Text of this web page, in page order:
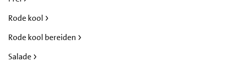
Rode kool
Rode kool bereiden
Salade